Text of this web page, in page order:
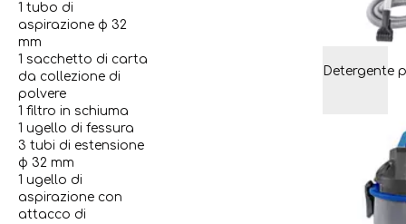
1 tubo di
aspirazione φ 32
mm
1 sacchetto di carta
da collezione di
polvere
1 filtro in schiuma
1 ugello di fessura
3 tubi di estensione
φ 32 mm
1 ugello di
aspirazione con
attacco di